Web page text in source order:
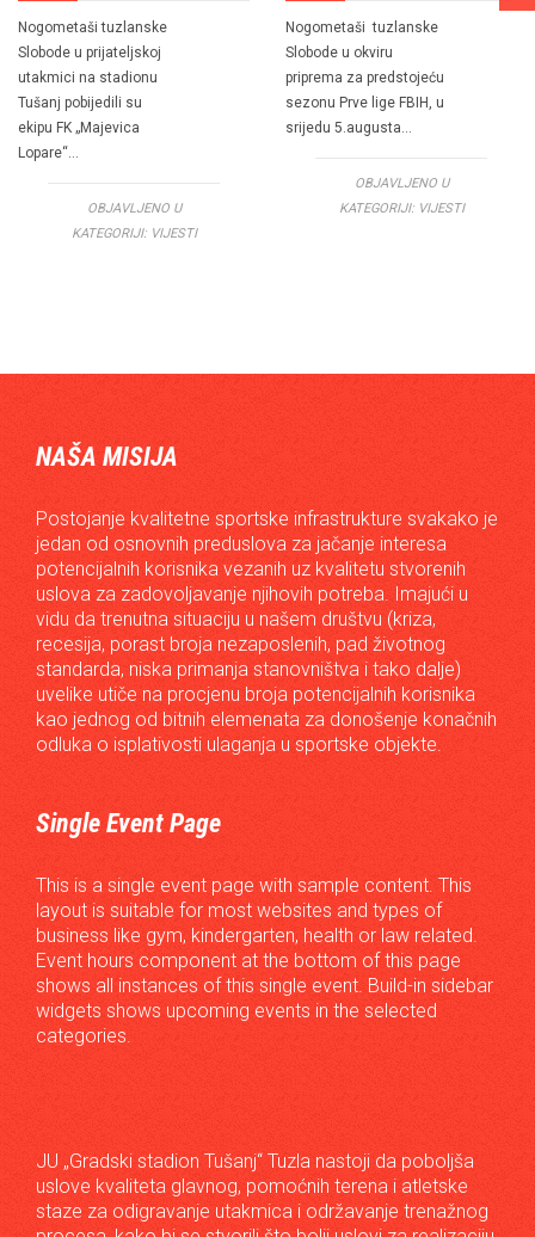
Nogometaši tuzlanske
Slobode u prijateljskoj
utakmici na stadionu
Tušanj pobijedili su
ekipu FK „Majevica
Lopare“…
OBJAVLJENO U
KATEGORIJI: VIJESTI
Nogometaši tuzlanske
Slobode u okviru
priprema za predstojeću
sezonu Prve lige FBIH, u
srijedu 5.augusta…
OBJAVLJENO U
KATEGORIJI: VIJESTI
NAŠA MISIJA
Postojanje kvalitetne sportske infrastrukture svakako je
jedan od osnovnih preduslova za jačanje interesa
potencijalnih korisnika vezanih uz kvalitetu stvorenih
uslova za zadovoljavanje njihovih potreba. Imajući u
vidu da trenutna situaciju u našem društvu (kriza,
recesija, porast broja nezaposlenih, pad životnog
standarda, niska primanja stanovništva i tako dalje)
uvelike utiče na procjenu broja potencijalnih korisnika
kao jednog od bitnih elemenata za donošenje konačnih
odluka o isplativosti ulaganja u sportske objekte.
Single Event Page
This is a single event page with sample content. This
layout is suitable for most websites and types of
business like gym, kindergarten, health or law related.
Event hours component at the bottom of this page
shows all instances of this single event. Build-in sidebar
widgets shows upcoming events in the selected
categories.
JU „Gradski stadion Tušanj“ Tuzla nastoji da poboljša
uslove kvaliteta glavnog, pomoćnih terena i atletske
staze za odigravanje utakmica i održavanje trenažnog